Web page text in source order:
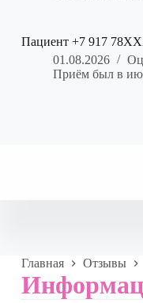
Пациент +7 917
01.08.2026
Приём был в
Главная Отзывы